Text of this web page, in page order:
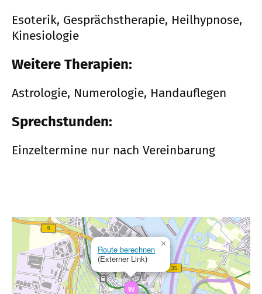
Esoterik, Gesprächstherapie, Heilhypnose,
Kinesiologie
Weitere Therapien:
Astrologie, Numerologie, Handauflegen
Sprechstunden:
Einzeltermine nur nach Vereinbarung
Route berechnen
(Externer Link)
×